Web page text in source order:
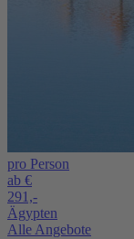
pro Person
ab €
291,-
Ägypten
Alle Angebote